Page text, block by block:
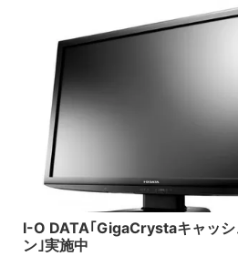
I-O DATA｢GigaCrystaキャッシ
ン｣実施中